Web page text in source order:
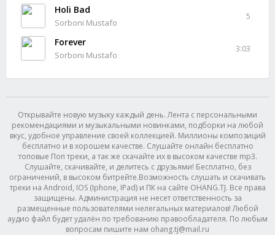
Holi Bad
Sorboni Mustafo
5
Forever
Sorboni Mustafo
3:03
Открывайте новую музыку каждый день. Лента с персональными
рекомендациями и музыкальными новинками, подборки на любой
вкус, удобное управление своей коллекцией. Миллионы композиций
бесплатно и в хорошем качестве. Слушайте онлайн бесплатно
топовые Поп треки, а так же скачайте их в высоком качестве mp3.
Слушайте, скачивайте, и делитесь с друзьями! Бесплатно, без
ограничений, в высоком битрейте.Возможность слушать и скачивать
треки на Android, IOS (Iphone, IPad) и ПК на сайте OHANG.TJ. Все права
защищены. Администрация не несет ответственность за
размещенные пользователями нелегальных материалов! Любой
аудио файл будет удалён по требованию правообладателя. По любым
вопросам пишите нам ohang.tj@mail.ru